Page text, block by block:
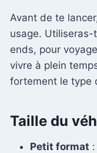
Avant de te
usage.
ends, pour
vivre à plein
fortement le type
Taille du
Petit format